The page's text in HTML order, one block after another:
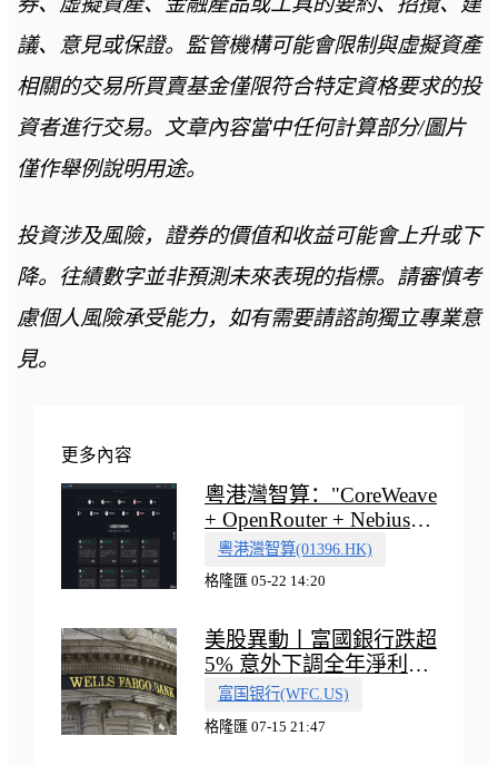
議、意見或保證。監管機構可能會限制與虛擬資產
相關的交易所買賣基金僅限符合特定資格要求的投
資者進行交易。文章內容當中任何計算部分/圖片
僅作舉例說明用途。
投資涉及風險，證券的價值和收益可能會上升或下
降。往績數字並非預測未來表現的指標。請審慎考
慮個人風險承受能力，如有需要請諮詢獨立專業意
見。
更多內容
粵港灣智算："CoreWeave
+ OpenRouter + Nebius"
多向融合的中國智算新範
式
粵港灣智算(01396.HK)
格隆匯 05-22 14:20
美股異動丨富國銀行跌超
5% 意外下調全年淨利息
收入指引
富国银行(WFC.US)
格隆匯 07-15 21:47